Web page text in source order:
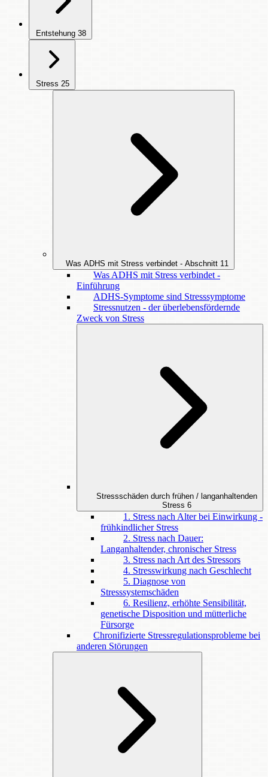
Entstehung 38
Stress 25
Was ADHS mit Stress verbindet - Abschnitt 11
Was ADHS mit Stress verbindet -
Einführung
ADHS-Symptome sind Stresssymptome
Stressnutzen - der überlebensfördernde
Zweck von Stress
Stressschäden durch frühen / langanhaltenden
Stress 6
1. Stress nach Alter bei Einwirkung -
frühkindlicher Stress
2. Stress nach Dauer:
Langanhaltender, chronischer Stress
3. Stress nach Art des Stressors
4. Stresswirkung nach Geschlecht
5. Diagnose von
Stresssystemschäden
6. Resilienz, erhöhte Sensibilität,
genetische Disposition und mütterliche
Fürsorge
Chronifizierte Stressregulationsprobleme bei
anderen Störungen